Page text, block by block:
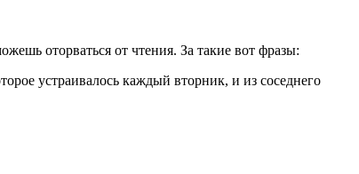
оторваться от чтения. За такие вот фразы:
устраивалось каждый вторник, и из соседнего